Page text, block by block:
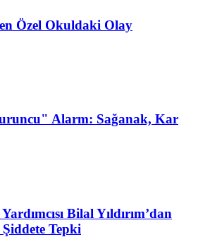
Özel Okuldaki Olay
Alarm: Sağanak, Kar
Bilal Yıldırım’dan
Tepki